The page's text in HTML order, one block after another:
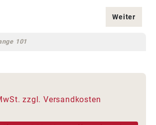
Weiter
101
zzgl. Versandkosten